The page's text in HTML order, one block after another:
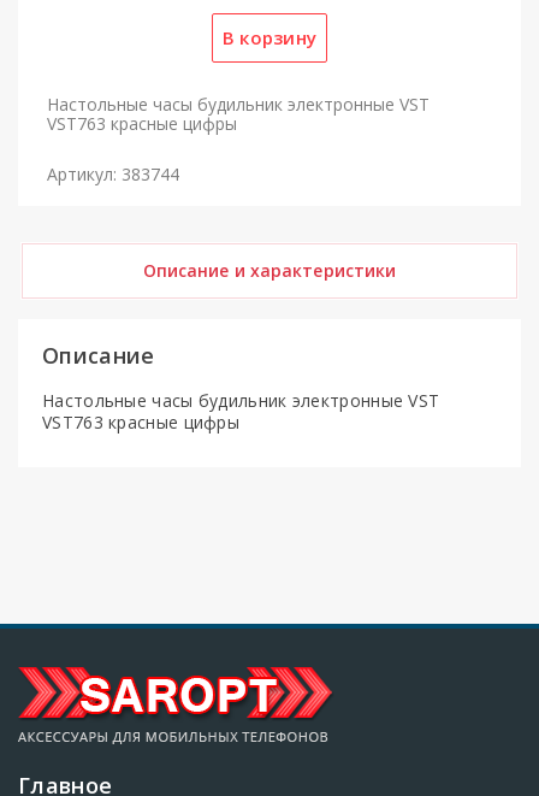
Настольные часы будильник электронные VST
VST763 красные цифры
Артикул: 383744
Описание и характеристики
Описание
Настольные часы будильник электронные VST
VST763 красные цифры
Главное